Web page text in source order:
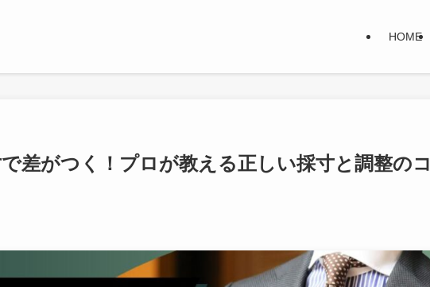
HOME
差がつく！プロが教える正しい採寸と調整のコ